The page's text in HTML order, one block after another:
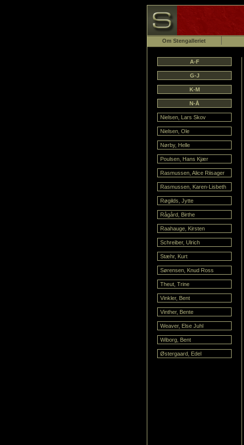
Om Stengalleriet
A-F
G-J
K-M
N-Å
Nielsen, Lars Skov
Nielsen, Ole
Nørby, Helle
Poulsen, Hans Kjær
Rasmussen, Alice Riisager
Rasmussen, Karen-Lisbeth
Røgilds, Jytte
Rågård, Birthe
Raahauge, Kirsten
Schreiber, Ulrich
Stæhr, Kurt
Sørensen, Knud Ross
Theut, Trine
Vinkler, Bent
Vinther, Bente
Weaver, Else Juhl
Wiborg, Bent
Østergaard, Edel